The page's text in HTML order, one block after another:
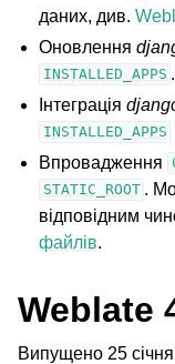
даних, див.
Оновлення
INSTALLED_APPS .
Інтеграція
INSTALLED_APPS
Впровадження
STATIC_ROOT .
відповідним
файлів.
Weblate
Випущено 25